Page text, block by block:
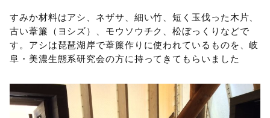
すみか材料はアシ、ネザサ、細い竹、短く玉伐った木片、
古い葦簾（ヨシズ）、モウソウチク、松ぼっくりなどで
す。アシは琵琶湖岸で葦簾作りに使われているものを、岐
阜・美濃生態系研究会の方に持ってきてもらいました